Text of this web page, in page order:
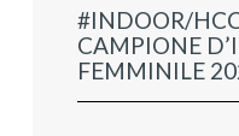
#INDOOR/
CAMPIONE
FEMMINILE